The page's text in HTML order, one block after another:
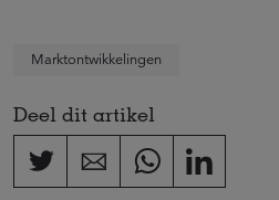
Marktontwikkelingen
Deel dit artikel